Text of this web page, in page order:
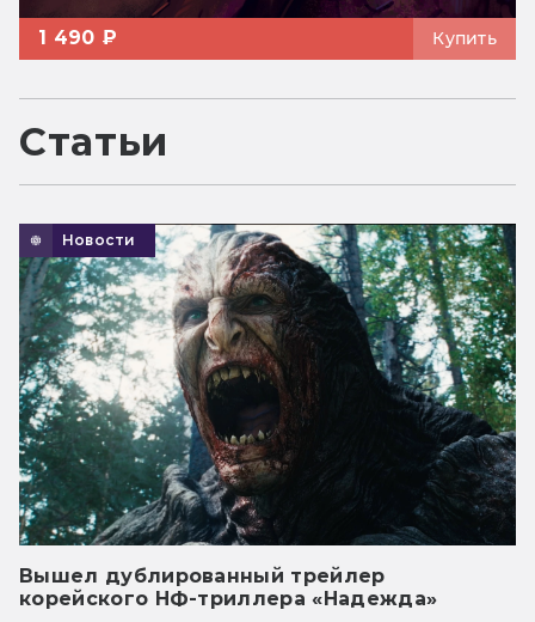
1 490 ₽ Купить
Статьи
Новости
Вышел дублированный трейлер
корейского НФ-триллера «Надежда»